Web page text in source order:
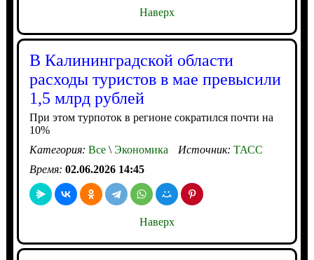
Наверх
В Калининградской области
расходы туристов в мае превысили
1,5 млрд рублей
При этом турпоток в регионе сократился почти на
10%
Категория: Все\Экономика Источник: ТАСС
Время: 02.06.2026 14:45
Наверх